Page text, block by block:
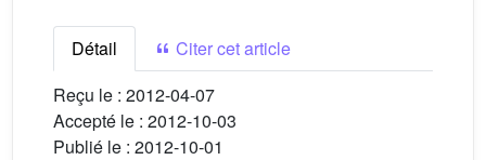
Détail
Citer cet article
Reçu le : 2012-04-07
Accepté le : 2012-10-03
Publié le : 2012-10-01